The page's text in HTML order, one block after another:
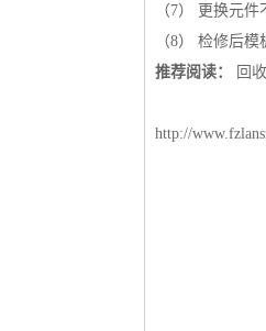
（7） 更换元件
（8） 检修后
推荐阅读：
回
http://